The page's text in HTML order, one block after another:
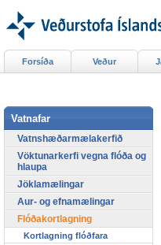
Forsíða Veður
Vatnafar
Vatnshæðarmælakerfið
Vöktunarkerfi vegna flóða og
hlaupa
Jöklamælingar
Aur- og efnamælingar
Flóðakortlagning
Kortlagning flóðfara